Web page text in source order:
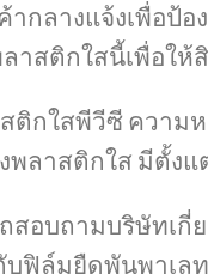
กลางแจ้งเพื่อป้อ
าสติกใสนี้เพื่อให้
ติกใสพีวีซี ความ
พลาสติกใส มีตั้งแ
สอบถามบริษัทเกี่
บฟิล์มยืดพันพาเล